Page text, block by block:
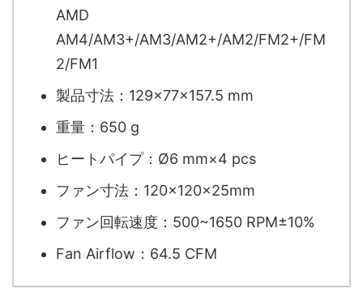
AMD
AM4/AM3+/AM3/AM2+/AM2/FM2+/FM
2/FM1
製品寸法：129×77×157.5 mm
重量：650 g
ヒートパイプ：Ø6 mm×4 pcs
ファン寸法：120×120×25mm
ファン回転速度：500~1650 RPM±10%
Fan Airflow：64.5 CFM